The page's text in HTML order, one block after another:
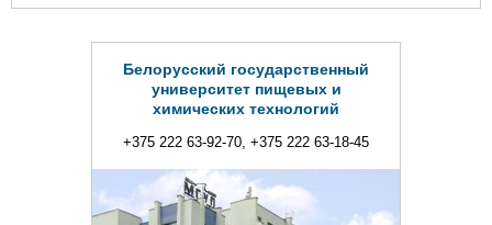
Белорусский государственный
университет пищевых и
химических технологий
+375 222 63-92-70, +375 222 63-18-45